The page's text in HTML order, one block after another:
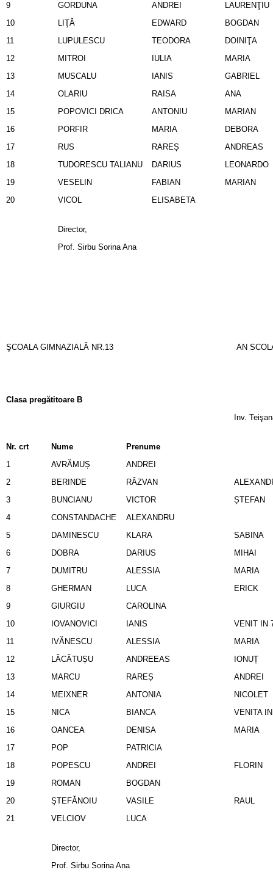
9
GORDUNA ANDREI
LAURENŢIU
10
LIŢĂ EDWARD
BOGDAN
11
LUPULESCU TEODORA
DOINIŢA
12
MITROI IULIA
MARIA
13
MUSCALU IANIS
GABRIEL
14
OLARIU RAISA
ANA
15
POPOVICI DRICA ANTONIU
MARIAN
16
PORFIR MARIA
DEBORA
17
RUS RAREȘ
ANDREAS
18
TUDORESCU TALIANU DARIUS
LEONARDO
19
VESELIN FABIAN
MARIAN
20
VICOL ELISABETA
Director,
Prof. Sirbu Sorina Ana
ŞCOALA GIMNAZIALǍ NR.13 AN
Clasa pregătitoare B
Inv.
Nr. crt Nume
Prenume
1
AVRĂMUȘ
ANDREI
2
BERINDE RĂZVAN
3
BUNCIANU VICTOR
ȘTEFAN
4
CONSTANDACHE
ALEXANDRU
5
DAMINESCU KLARA
SABINA
6
DOBRA DARIUS
MIHAI
7
DUMITRU ALESSIA
MARIA
8
GHERMAN LUCA
ERICK
9
GIURGIU
CAROLINA
10
IOVANOVICI IANIS
VENIT IN
11
IVĂNESCU ALESSIA
MARIA
12
LĂCĂTUȘU ANDREEAS
IONUȚ
13
MARCU RAREȘ
ANDREI
14
MEIXNER ANTONIA
NICOLET
15
NICA BIANCA
VENITA
16
OANCEA DENISA
MARIA
17
POP
PATRICIA
18
POPESCU ANDREI
FLORIN
19
ROMAN
BOGDAN
20
ŞTEFĂNOIU VASILE
RAUL
21
VELCIOV LUCA
Director,
Prof. Sirbu Sorina Ana